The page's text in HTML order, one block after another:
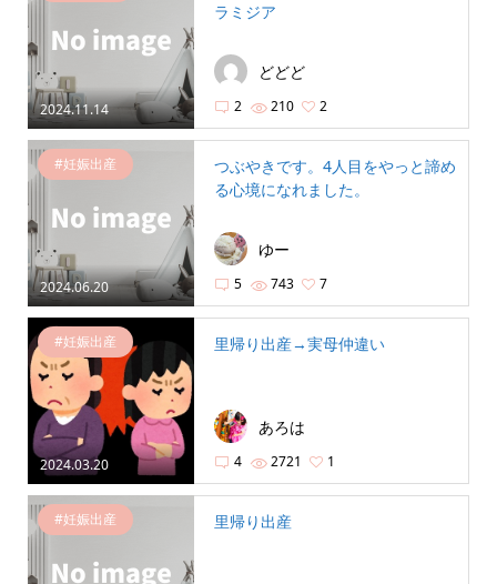
2024.11.14
ラミジア
どどど
2 210 2
2024.06.20
#妊娠出産
つぶやきです。4人目をやっと諦め
る心境になれました。
ゆー
5 743 7
2024.03.20
#妊娠出産 里帰り出産→実母仲違い
あろは
4 2721 1
#妊娠出産 里帰り出産